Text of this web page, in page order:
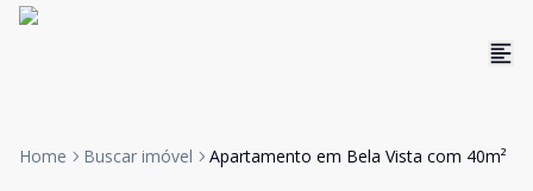
Home Buscar imóvel Apartamento em Bela Vista com 40m²